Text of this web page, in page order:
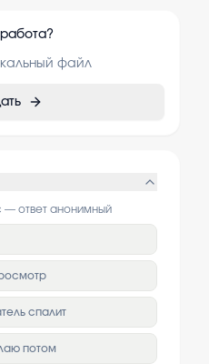
файл
— ответ анонимный
спалит
потом